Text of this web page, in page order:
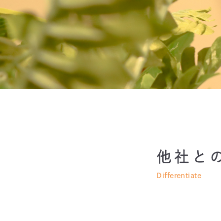
他社と
Differentiate